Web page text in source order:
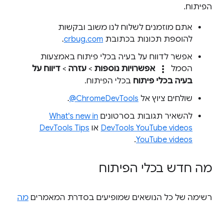
הפיתוח.
אתם מוזמנים לשלוח לנו משוב ובקשות
להוספת תכונות בכתובת crbug.com
.
אפשר לדווח על בעיה בכלי פיתוח באמצעות
הסמל
more_vert אפשרויות נוספות > עזרה > דיווח על
בעיה בכלי פיתוח בכלי הפיתוח.
שולחים ציוץ אל ‎@ChromeDevTools
.
להשאיר תגובות בסרטונים What's new in
DevTools YouTube videos או DevTools Tips
YouTube videos
.
מה חדש בכלי הפיתוח
רשימה של כל הנושאים שמופיעים בסדרת המאמרים מה